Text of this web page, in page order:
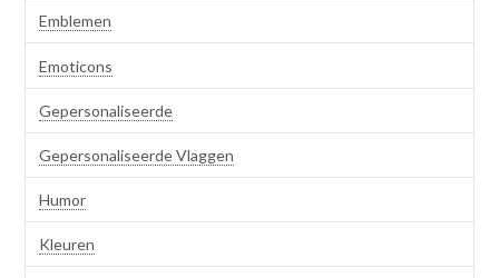
Emblemen
Emoticons
Gepersonaliseerde
Gepersonaliseerde Vlaggen
Humor
Kleuren